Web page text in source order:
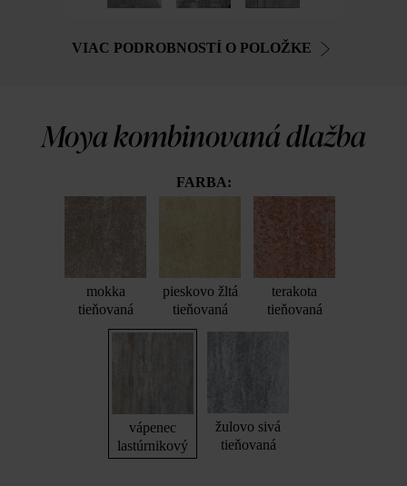
VIAC PODROBNOSTÍ O POLOŽKE
Moya kombinovaná dlažba
FARBA:
mokka
tieňovaná
pieskovo žltá
tieňovaná
terakota
tieňovaná
vápenec
lastúrnikový
žulovo sivá
tieňovaná